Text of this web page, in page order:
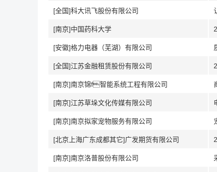
[全国]科大讯飞股份有限公司
[南京]中国药科大学
[安徽]格力电器（芜湖）有限公司
[全国]江苏金融租赁股份有限公司
[南京]南京锦f智能系统工程有限公司
[南京]江苏草垛文化传媒有限公司
[南京]南京拟家宠物服务有限公司
[北京上海广东成都其它]广发期货有限公司
[南京]南京洛普股份有限公司